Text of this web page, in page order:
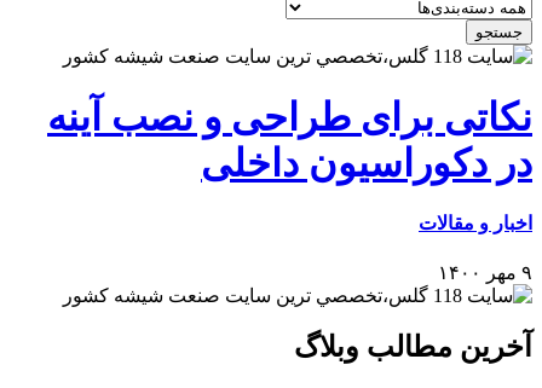
جستجو
نکاتی برای طراحی و نصب آینه
در دکوراسیون داخلی
اخبار و مقالات
۹ مهر ۱۴۰۰
آخرین مطالب وبلاگ